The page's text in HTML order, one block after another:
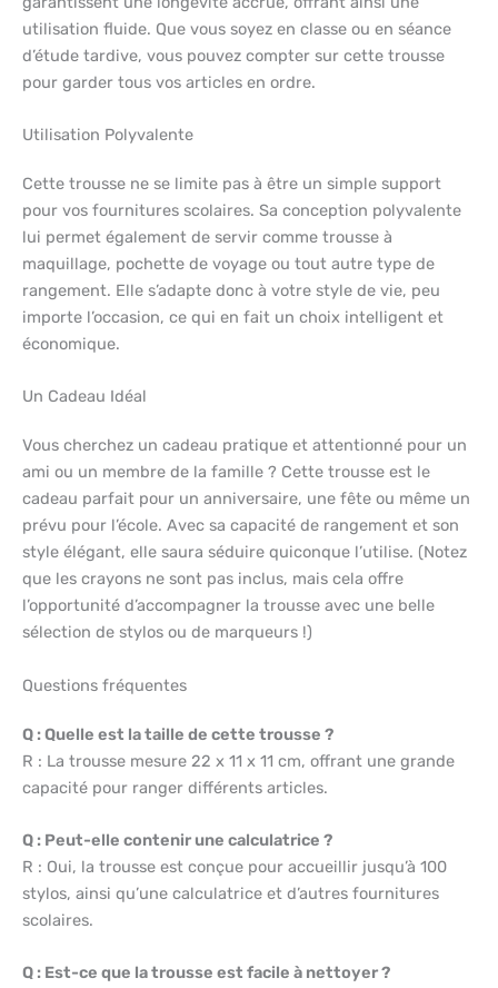
utilisation fluide. Que vous soyez en classe ou en séance
d’étude tardive, vous pouvez compter sur cette trousse
pour garder tous vos articles en ordre.
Utilisation Polyvalente
Cette trousse ne se limite pas à être un simple support
pour vos fournitures scolaires. Sa conception polyvalente
lui permet également de servir comme trousse à
maquillage, pochette de voyage ou tout autre type de
rangement. Elle s’adapte donc à votre style de vie, peu
importe l’occasion, ce qui en fait un choix intelligent et
économique.
Un Cadeau Idéal
Vous cherchez un cadeau pratique et attentionné pour un
ami ou un membre de la famille ? Cette trousse est le
cadeau parfait pour un anniversaire, une fête ou même un
prévu pour l’école. Avec sa capacité de rangement et son
style élégant, elle saura séduire quiconque l’utilise. (Notez
que les crayons ne sont pas inclus, mais cela offre
l’opportunité d’accompagner la trousse avec une belle
sélection de stylos ou de marqueurs !)
Questions fréquentes
Q : Quelle est la taille de cette trousse ?
R : La trousse mesure 22 x 11 x 11 cm, offrant une grande
capacité pour ranger différents articles.
Q : Peut-elle contenir une calculatrice ?
R : Oui, la trousse est conçue pour accueillir jusqu’à 100
stylos, ainsi qu’une calculatrice et d’autres fournitures
scolaires.
Q : Est-ce que la trousse est facile à nettoyer ?